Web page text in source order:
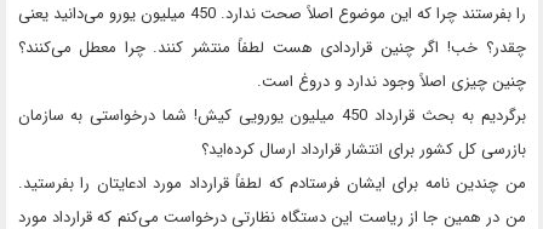
را بفرستند چرا که این موضوع اصلاً صحت ندارد. 450 میلیون یورو می‌دانید یعنی
چقدر؟ خب! اگر چنین قراردادی هست لطفاً منتشر کنند. چرا معطل می‌کنند؟
چنین چیزی اصلاً وجود ندارد و دروغ است.
برگردیم به بحث قرارداد 450 میلیون یورویی کیش! شما درخواستی به سازمان
بازرسی کل کشور برای انتشار قرارداد ارسال کرده‌اید؟
من چندین نامه برای ایشان فرستادم که لطفاً قرارداد مورد ادعایتان را بفرستید.
من در همین جا از ریاست این دستگاه نظارتی درخواست می‌کنم که قرارداد مورد